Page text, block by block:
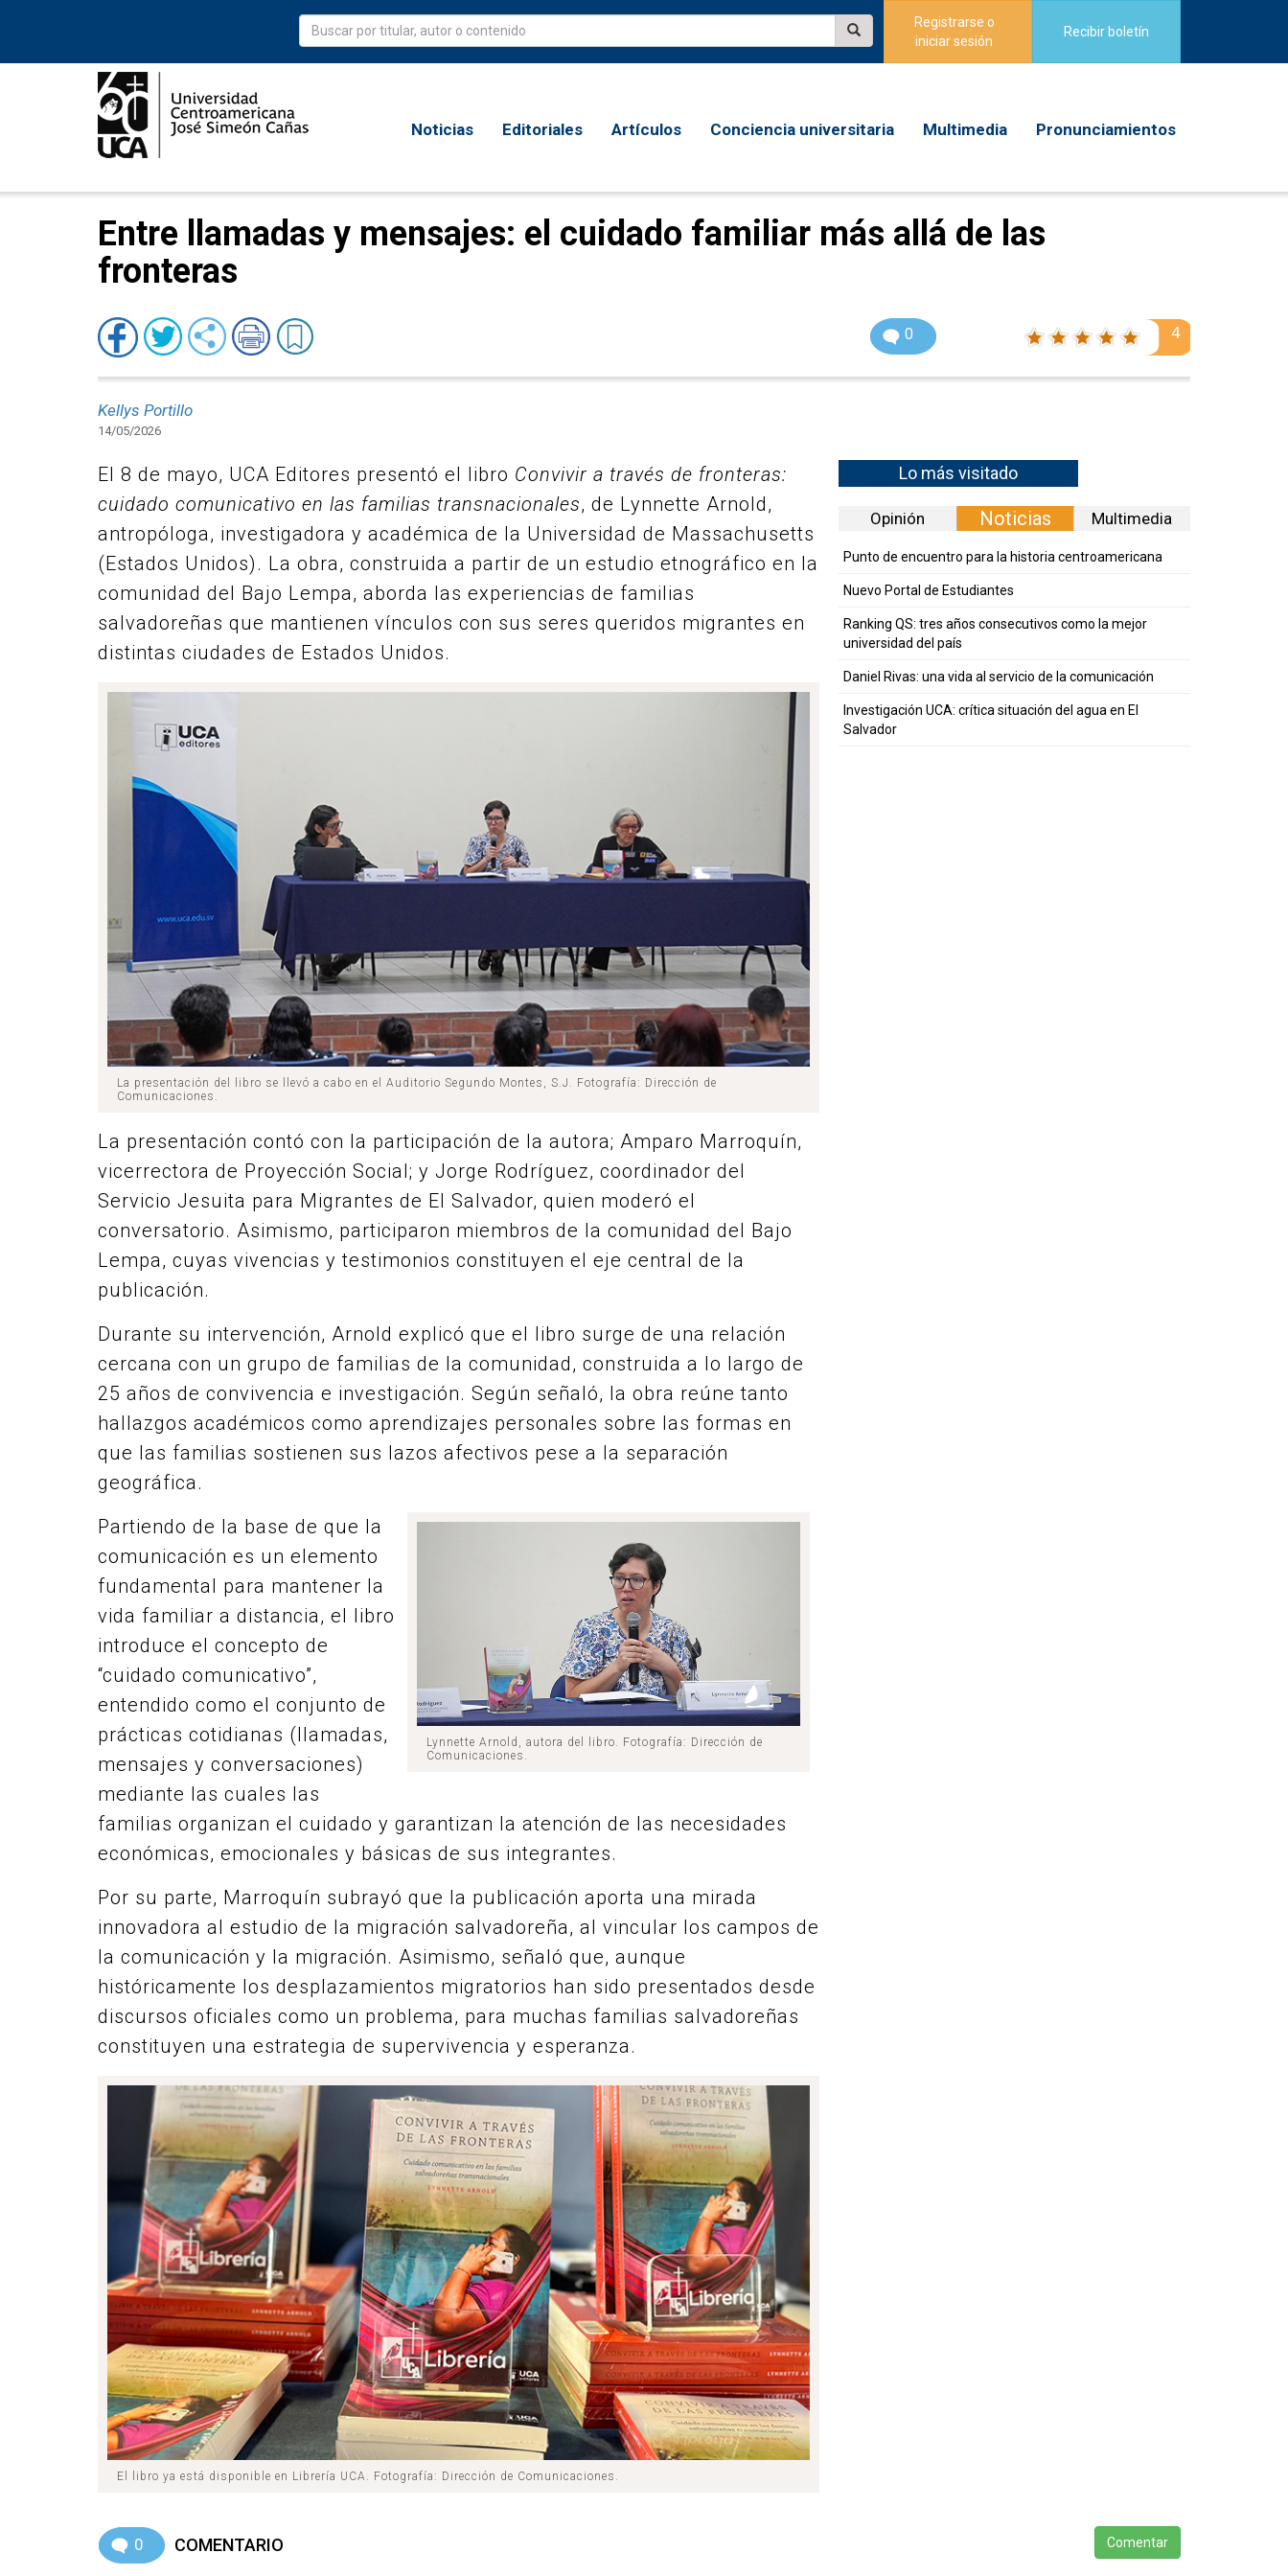
Registrarse o
iniciar sesión
Recibir boletín
Noticias Editoriales Artículos Conciencia universitaria Multimedia Pronunciamientos
Entre llamadas y mensajes: el cuidado familiar más allá de las
fronteras
0 4
Kellys Portillo
14/05/2026
El 8 de mayo, UCA Editores presentó el libro Convivir a través de fronteras:
cuidado comunicativo en las familias transnacionales, de Lynnette Arnold,
antropóloga, investigadora y académica de la Universidad de Massachusetts
(Estados Unidos). La obra, construida a partir de un estudio etnográfico en la
comunidad del Bajo Lempa, aborda las experiencias de familias
salvadoreñas que mantienen vínculos con sus seres queridos migrantes en
distintas ciudades de Estados Unidos.
La presentación del libro se llevó a cabo en el Auditorio Segundo Montes, S.J. Fotografía: Dirección de
Comunicaciones.
La presentación contó con la participación de la autora; Amparo Marroquín,
vicerrectora de Proyección Social; y Jorge Rodríguez, coordinador del
Servicio Jesuita para Migrantes de El Salvador, quien moderó el
conversatorio. Asimismo, participaron miembros de la comunidad del Bajo
Lempa, cuyas vivencias y testimonios constituyen el eje central de la
publicación.
Durante su intervención, Arnold explicó que el libro surge de una relación
cercana con un grupo de familias de la comunidad, construida a lo largo de
25 años de convivencia e investigación. Según señaló, la obra reúne tanto
hallazgos académicos como aprendizajes personales sobre las formas en
que las familias sostienen sus lazos afectivos pese a la separación
geográfica.
Lynnette Arnold, autora del libro. Fotografía: Dirección de
Comunicaciones.
Partiendo de la base de que la
comunicación es un elemento
fundamental para mantener la
vida familiar a distancia, el libro
introduce el concepto de
“cuidado comunicativo”,
entendido como el conjunto de
prácticas cotidianas (llamadas,
mensajes y conversaciones)
mediante las cuales las
familias organizan el cuidado y garantizan la atención de las necesidades
económicas, emocionales y básicas de sus integrantes.
Por su parte, Marroquín subrayó que la publicación aporta una mirada
innovadora al estudio de la migración salvadoreña, al vincular los campos de
la comunicación y la migración. Asimismo, señaló que, aunque
históricamente los desplazamientos migratorios han sido presentados desde
discursos oficiales como un problema, para muchas familias salvadoreñas
constituyen una estrategia de supervivencia y esperanza.
El libro ya está disponible en Librería UCA. Fotografía: Dirección de Comunicaciones.
Lo más visitado
Opinión Noticias Multimedia
Punto de encuentro para la historia centroamericana
Nuevo Portal de Estudiantes
Ranking QS: tres años consecutivos como la mejor
universidad del país
Daniel Rivas: una vida al servicio de la comunicación
Investigación UCA: crítica situación del agua en El
Salvador
0 COMENTARIO Comentar